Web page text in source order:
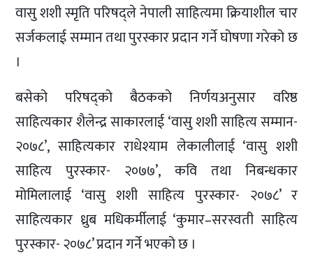
वासु शशी स्मृति परिषद्ले नेपाली साहित्यमा क्रियाशील चार
सर्जकलाई सम्मान तथा पुरस्कार प्रदान गर्ने घोषणा गरेको छ
।
बसेको परिषद्को बैठकको निर्णयअनुसार वरिष्ठ
साहित्यकार शैलेन्द्र साकारलाई ‘वासु शशी साहित्य सम्मान-
२०७८’, साहित्यकार राधेश्याम लेकालीलाई ‘वासु शशी
साहित्य पुरस्कार- २०७७’, कवि तथा निबन्धकार
मोमिलालाई ‘वासु शशी साहित्य पुरस्कार- २०७८’ र
साहित्यकार ध्रुब मधिकर्मीलाई ‘कुमार–सरस्वती साहित्य
पुरस्कार- २०७८’ प्रदान गर्ने भएको छ ।